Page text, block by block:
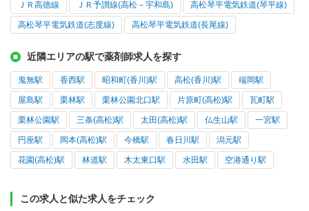
ＪＲ高徳線 ＪＲ予讃線(高松－宇和島) 高松琴平電気鉄道(琴平線)
高松琴平電気鉄道(志度線) 高松琴平電気鉄道(長尾線)
近隣エリアの駅で薬剤師求人を探す
鬼無駅 香西駅 昭和町(香川)駅 高松(香川)駅 端岡駅
屋島駅 栗林駅 栗林公園北口駅 片原町(高松)駅 瓦町駅
栗林公園駅 三条(高松)駅 太田(高松)駅 仏生山駅 一宮駅
円座駅 岡本(高松)駅 今橋駅 春日川駅 潟元駅
花園(高松)駅 林道駅 木太東口駅 水田駅 空港通り駅
この求人と似た求人をチェック